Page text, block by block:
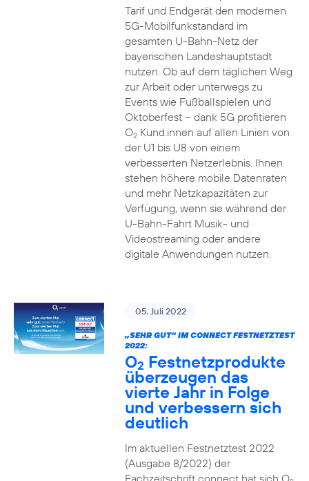
Tarif und Endgerät den modernen
5G-Mobilfunkstandard im
gesamten U-Bahn-Netz der
bayerischen Landeshauptstadt
nutzen. Ob auf dem täglichen Weg
zur Arbeit oder unterwegs zu
Events wie Fußballspielen und
Oktoberfest – dank 5G profitieren
O2Kund:innen auf allen Linien von
der U1 bis U8 von einem
verbesserten Netzerlebnis. Ihnen
stehen höhere mobile Datenraten
und mehr Netzkapazitäten zur
Verfügung, wenn sie während der
U-Bahn-Fahrt Musik- und
Videostreaming oder andere
digitale Anwendungen nutzen.
05. Juli 2022
„SEHR GUT“ IM CONNECT FESTNETZTEST
2022:
O2 Festnetzprodukte
überzeugen das
vierte Jahr in Folge
und verbessern sich
deutlich
Im aktuellen Festnetztest 2022
(Ausgabe 8/2022) der
Fachzeitschrift connect hat sich O